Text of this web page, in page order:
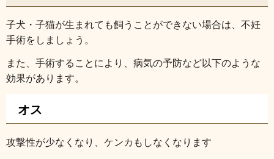
子犬・子猫が生まれても飼うことができない場合は、不妊
手術をしましょう。
また、手術することにより、病気の予防など以下のような
効果があります。
オス
攻撃性が少なくなり、ケンカもしなくなります